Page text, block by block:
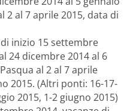
2 al 7 aprile 2015, data di
inizio 15 settembre
24 dicembre 2014 al 6
al 2 al 7 aprile
2015. (Altri ponti: 16-17-
2015, 1-2 giugno 2015)